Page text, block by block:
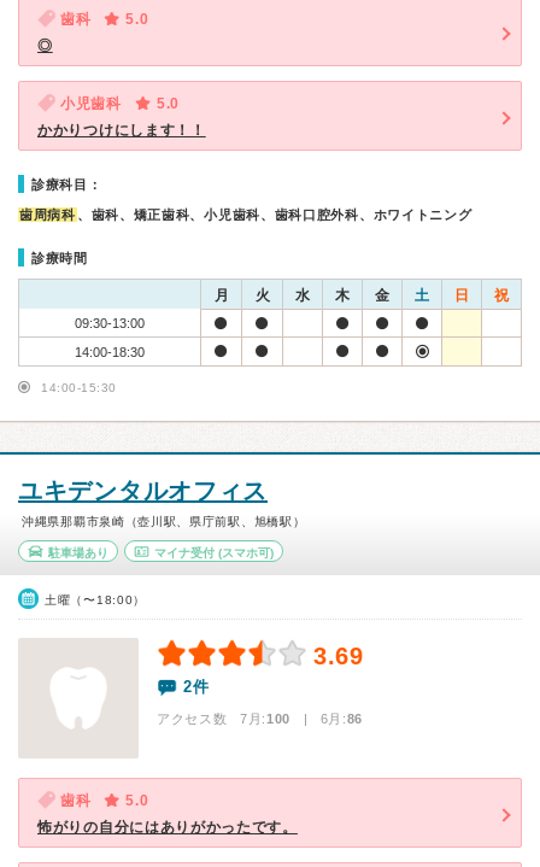
歯科
5.0
◎
小児歯科
5.0
かかりつけにします！！
診療科目：
歯周病科 、歯科、矯正歯科、小児歯科、歯科口腔外科、ホワイトニング
診療時間
月 火 水 木 金 土 日 祝
09:30-13:00
14:00-18:30
14:00-15:30
ユキデンタルオフィス
沖縄県那覇市泉崎（壺川駅、県庁前駅、旭橋駅）
駐車場あり マイナ受付(スマホ可)
土曜（〜18:00）
3.69
2件
アクセス数 7月:100 | 6月:86
歯科
5.0
怖がりの自分にはありがかったです。